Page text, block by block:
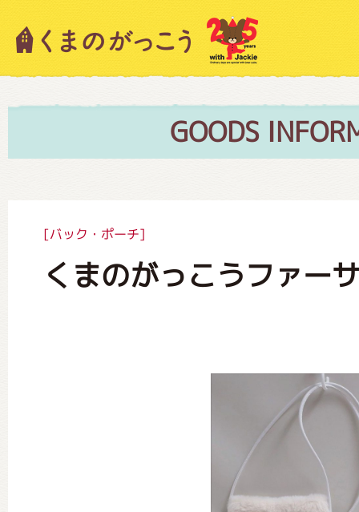
GOODS
[バック・ポーチ]
くまのがっこうファー
キャラクター紹介
絵本・作家紹介
グッズインフォメーション
ミュージカル・コンサート